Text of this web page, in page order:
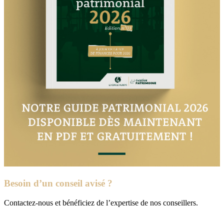
Besoin d’un conseil avisé ?
Contactez-nous et bénéficiez de l’expertise de nos conseillers.